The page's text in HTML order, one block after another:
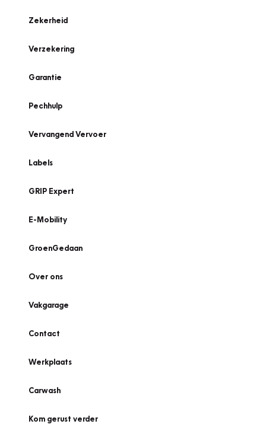
Zekerheid
Verzekering
Garantie
Pechhulp
Vervangend Vervoer
Labels
GRIP Expert
E-Mobility
GroenGedaan
Over ons
Vakgarage
Contact
Werkplaats
Carwash
Kom gerust verder